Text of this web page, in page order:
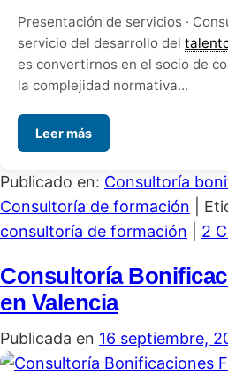
Presentación de servicios ·
servicio del desarrollo del
es convertirnos en el socio de
la complejidad normativa...
Leer más
Publicado en: Consultoría
Consultoría de formación
consultoría de formación
2
Consultoría
en Valencia
Publicada en 16 septiembre,